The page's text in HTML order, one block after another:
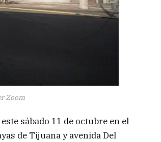
Zoom
sábado 11 de octubre en el
de Tijuana y avenida Del